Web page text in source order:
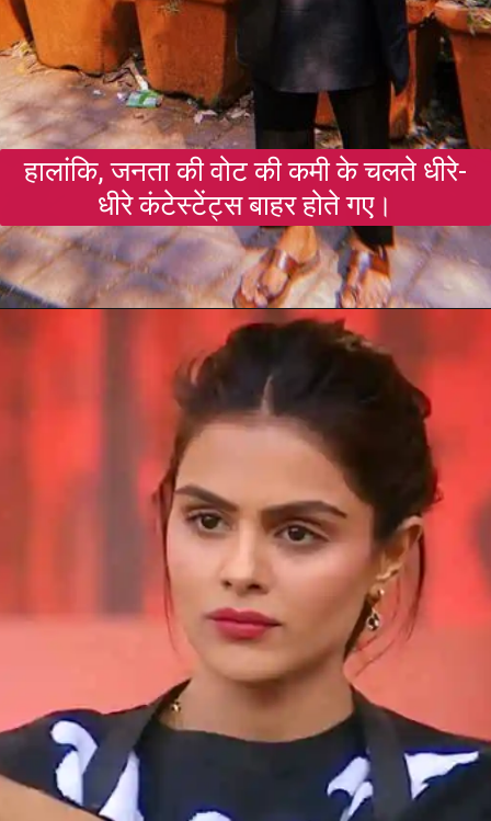
हालांकि, जनता की वोट की कमी के चलते धीरे-
धीरे कंटेस्टेंट्स बाहर होते गए।